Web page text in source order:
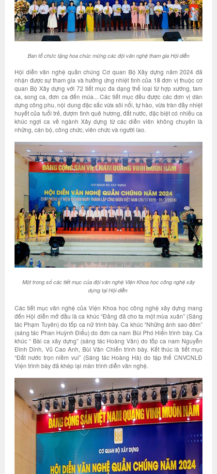
Ban tổ chức tặng hoa chúc mừng các đội văn nghệ tham gia Hội diễn
Hội diễn văn nghệ quần chúng Cơ quan Bộ Xây dựng năm 2024 đã
nhận được sự tham gia và hưởng ứng nhiệt tình của 18 đơn vị thuộc cơ
quan Bộ Xây dựng với 72 tiết mục đa dạng thể loại từ hợp xướng, tam
ca, song ca, đơn ca đến múa... Các tiết mục đều được các đơn vị dàn
dựng công phu, nội dung đặc sắc vừa sôi nổi, tự hào, vừa tràn đầy nhiệt
huyết của tuổi trẻ, đượm tình quê hương, đất nước, đặc biệt có nhiều ca
khúc ngợi ca về ngành Xây dựng từ các diễn viên không chuyên là
những, cán bộ, công chức, viên chức và người lao.
Một trong số các tiết mục của đội văn nghệ Viện Khoa học công nghệ xây
dựng tại Hội diễn
Các tiết mục văn nghệ của Viện Khoa học công nghệ xây dựng mang
đến Hội diễn mở đầu là ca khúc “Đảng đã cho ta một mùa xuân” (Sáng
tác Phạm Tuyên) do tốp ca nữ trình bày. Ca khúc “Những ánh sao đêm”
(sáng tác Phan Huỳnh Điểu) do đơn ca nam Bùi Phó Hiển trình bày. Ca
khúc “ Bài ca xây dựng” (sáng tác Hoàng Vân) do tốp ca nam Nguyễn
Đình Dinh, Vũ Cao Anh, Bùi Văn Chiến trình bày. Kết thúc là tiết mục
“Đất nước trọn niềm vui” (Sáng tác Hoàng Hà) do tập thể CNVCNLĐ
Viện trình bày đã khép lại màn trình diễn văn nghệ.